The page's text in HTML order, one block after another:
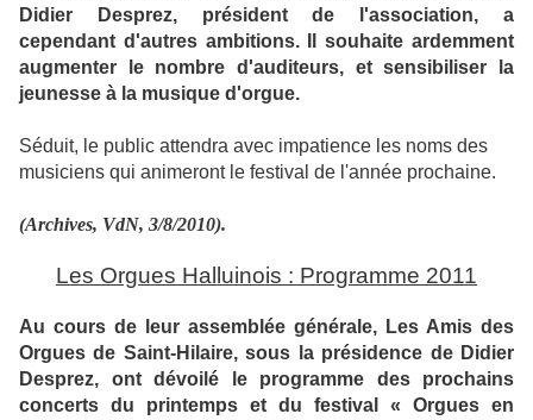
Didier Desprez, président de l'association, a
cependant d'autres ambitions. Il souhaite ardemment
augmenter le nombre d'auditeurs, et sensibiliser la
jeunesse à la musique d'orgue.
Séduit, le public attendra avec impatience les noms des
musiciens qui animeront le festival de l'année prochaine.
(Archives, VdN, 3/8/2010).
Les Orgues Halluinois : Programme 2011
Au cours de leur assemblée générale, Les Amis des
Orgues de Saint-Hilaire, sous la présidence de Didier
Desprez, ont dévoilé le programme des prochains
concerts du printemps et du festival « Orgues en